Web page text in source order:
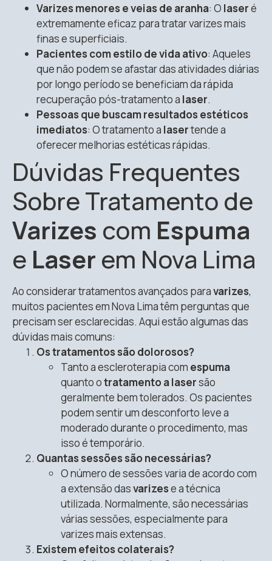
Varizes menores e veias de aranha: O laseré
extremamente eficaz para tratar varizes mais
finas e superficiais.
Pacientes com estilo de vida ativo: Aqueles
que não podem se afastar das atividades diárias
por longo período se beneficiam da rápida
recuperação pós-tratamento a laser.
Pessoas que buscam resultados estéticos
imediatos: O tratamento a lasertende a
oferecer melhorias estéticas rápidas.
Dúvidas Frequentes
Sobre Tratamento de
Varizes com Espuma
e Laser em Nova Lima
Ao considerar tratamentos avançados paravarizes,
muitos pacientes em Nova Lima têm perguntas que
precisam ser esclarecidas. Aqui estão algumas das
dúvidas mais comuns:
Os tratamentos são dolorosos?
Tanto a escleroterapia com espuma
quanto otratamento a lasersão
geralmente bem tolerados. Os pacientes
podem sentir um desconforto leve a
moderado durante o procedimento, mas
isso é temporário.
Quantas sessões são necessárias?
O número de sessões varia de acordo com
a extensão dasvarizese a técnica
utilizada. Normalmente, são necessárias
várias sessões, especialmente para
varizes mais extensas.
Existem efeitos colaterais?